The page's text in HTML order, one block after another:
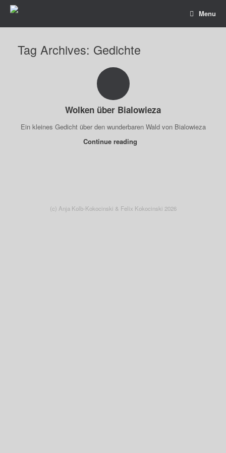
Menu
Tag Archives: Gedichte
Wolken über Bialowieza
Ein kleines Gedicht über den wunderbaren Wald von Bialowieza
Continue reading
(c) Anja Kolb-Kokocinski & Felix Kokocinski 2026